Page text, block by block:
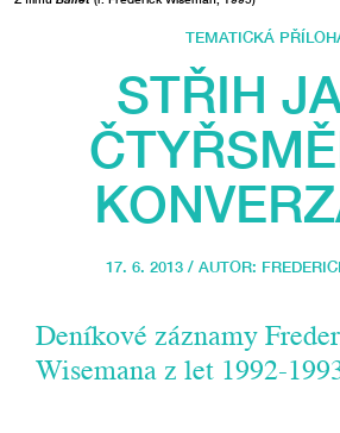
TEMATICKÁ
STŘIH
17. 6. 2013 / AUTOR:
Deníkové záznamy
Wisemana z let 1992-